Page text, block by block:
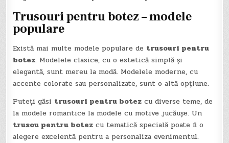
Trusouri pentru botez– modele
populare
Există mai multe modele populare de trusouri pentru
botez. Modelele clasice, cu o estetică simplă și
elegantă, sunt mereu la modă. Modelele moderne, cu
accente colorate sau personalizate, sunt o altă opțiune.
Puteți găsi trusouri pentru botez cu diverse teme, de
la modele romantice la modele cu motive jucăușe. Un
trusou pentru botez cu tematică specială poate fi o
alegere excelentă pentru a personaliza evenimentul.